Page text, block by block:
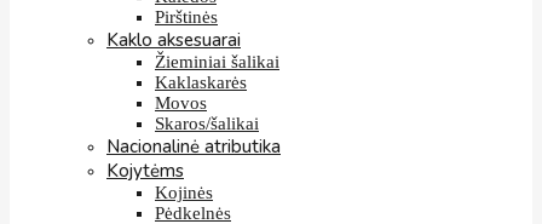
Pirštinės
Kaklo aksesuarai
Žieminiai šalikai
Kaklaskarės
Movos
Skaros/šalikai
Nacionalinė atributika
Kojytėms
Kojinės
Pėdkelnės